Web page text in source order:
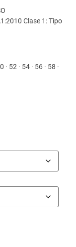
Clase 1: Tipo
52 · 54 · 56 · 58 ·